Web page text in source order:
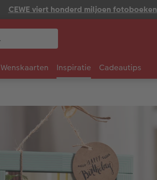
CEWE viert honderd miljoen fotoboeken
Wenskaarten Inspiratie Cadeautips